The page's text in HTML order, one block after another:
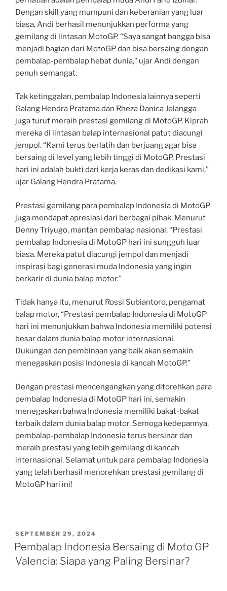
Dengan skill yang mumpuni dan keberanian yang luar
biasa, Andi berhasil menunjukkan performa yang
gemilang di lintasan MotoGP. “Saya sangat bangga bisa
menjadi bagian dari MotoGP dan bisa bersaing dengan
pembalap-pembalap hebat dunia,” ujar Andi dengan
penuh semangat.
Tak ketinggalan, pembalap Indonesia lainnya seperti
Galang Hendra Pratama dan Rheza Danica Jelangga
juga turut meraih prestasi gemilang di MotoGP. Kiprah
mereka di lintasan balap internasional patut diacungi
jempol. “Kami terus berlatih dan berjuang agar bisa
bersaing di level yang lebih tinggi di MotoGP. Prestasi
hari ini adalah bukti dari kerja keras dan dedikasi kami,”
ujar Galang Hendra Pratama.
Prestasi gemilang para pembalap Indonesia di MotoGP
juga mendapat apresiasi dari berbagai pihak. Menurut
Denny Triyugo, mantan pembalap nasional, “Prestasi
pembalap Indonesia di MotoGP hari ini sungguh luar
biasa. Mereka patut diacungi jempol dan menjadi
inspirasi bagi generasi muda Indonesia yang ingin
berkarir di dunia balap motor.”
Tidak hanya itu, menurut Rossi Subiantoro, pengamat
balap motor, “Prestasi pembalap Indonesia di MotoGP
hari ini menunjukkan bahwa Indonesia memiliki potensi
besar dalam dunia balap motor internasional.
Dukungan dan pembinaan yang baik akan semakin
menegaskan posisi Indonesia di kancah MotoGP.”
Dengan prestasi mencengangkan yang ditorehkan para
pembalap Indonesia di MotoGP hari ini, semakin
menegaskan bahwa Indonesia memiliki bakat-bakat
terbaik dalam dunia balap motor. Semoga kedepannya,
pembalap-pembalap Indonesia terus bersinar dan
meraih prestasi yang lebih gemilang di kancah
internasional. Selamat untuk para pembalap Indonesia
yang telah berhasil menorehkan prestasi gemilang di
MotoGP hari ini!
POSTED
ON
SEPTEMBER 29, 2024
Pembalap Indonesia Bersaing di Moto GP
Valencia: Siapa yang Paling Bersinar?